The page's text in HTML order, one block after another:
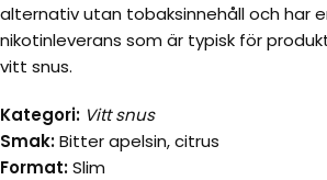
alternativ utan tobaksinnehåll och har
nikotinleverans som är typisk för
vitt snus.
Kategori: Vitt snus
Smak:Bitter apelsin, citrus
Format:Slim